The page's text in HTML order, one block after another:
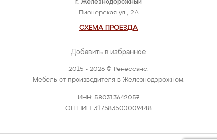
2015 - 2026 © Ренессанс.
Мебель от производителя в Железнодорожном.
ИНН: 580313642057
ОГРНИП: 317583500009448
г. Железнодорожный
Пионерская ул., 2А
СХЕМА ПРОЕЗДА
Добавить в избранное